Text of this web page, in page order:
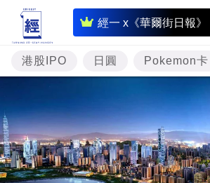
經一 x《華爾街日報》
即
時
財
經
題
投
資
港股IPO 日圓 Pokemon卡